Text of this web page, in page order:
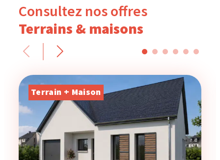
Consultez nos offres
Terrains & maisons
Terrain + Maison